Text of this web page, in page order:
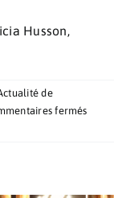
Husson,
de
ferméssur